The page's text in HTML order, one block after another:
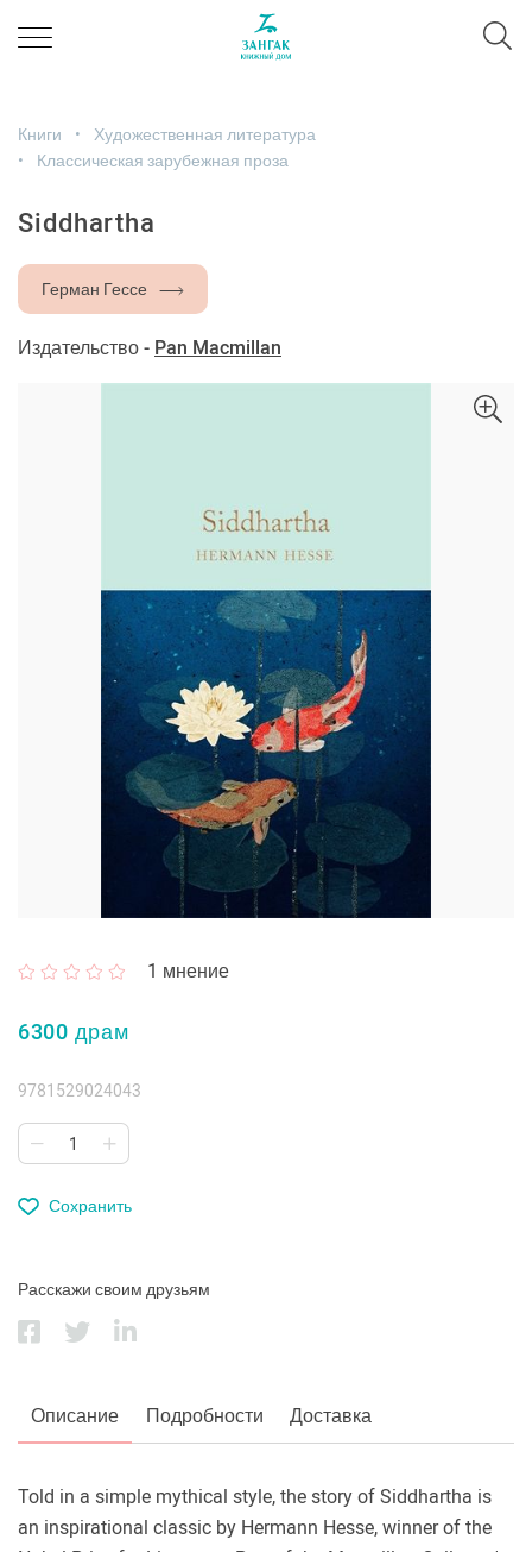
Книги
Художественная литература
Классическая зарубежная проза
Siddhartha
Герман Гессе
Издательство - Pan Macmillan
1 мнение
6300 драм
9781529024043
Сохранить
Расскажи своим друзьям
Описание Подробности Доставка
Told in a simple mythical style, the story of Siddhartha is
an inspirational classic by Hermann Hesse, winner of the